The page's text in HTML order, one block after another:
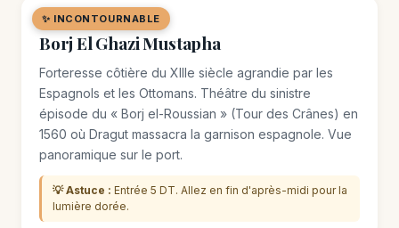
✨ INCONTOURNABLE
🏛️ MONUMENT
Borj El Ghazi Mustapha
Forteresse côtière du XIIIe siècle agrandie par les
Espagnols et les Ottomans. Théâtre du sinistre
épisode du « Borj el-Roussian » (Tour des Crânes) en
1560 où Dragut massacra la garnison espagnole. Vue
panoramique sur le port.
💡 Astuce : Entrée 5 DT. Allez en fin d'après-midi pour la
lumière dorée.